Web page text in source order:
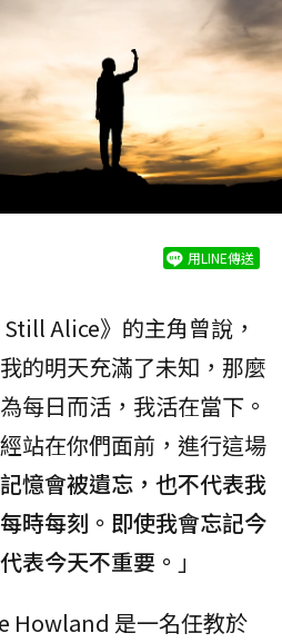
用LINE傳送
Alice》的主角曾說，
的明天充滿了未知，那麼
每日而活，我活在當下。
站在你們面前，進行這場
憶會被遺忘，也不代表我
時每刻。即使我會忘記今
表今天不重要。 」
Howland 是一名任教於